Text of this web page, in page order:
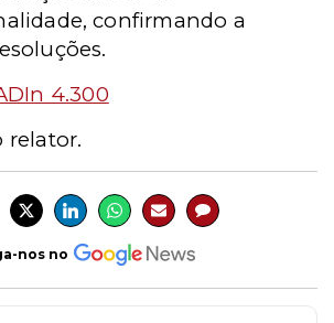
confirmando a
4.300
relator.
nos no